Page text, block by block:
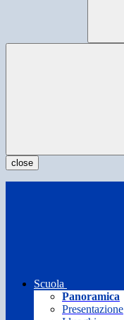
close
Scuola
Panoramica
Presentazione